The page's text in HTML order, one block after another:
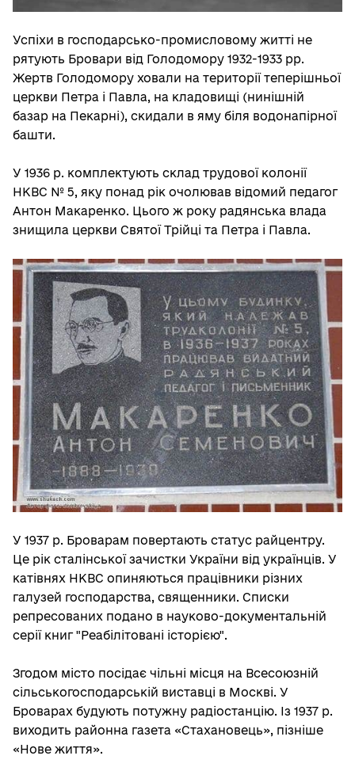
Успіхи в господарсько-промисловому житті не
рятують Бровари від Голодомору 1932-1933 рр.
Жертв Голодомору ховали на території теперішньої
церкви Петра і Павла, на кладовищі (нинішній
базар на Пекарні), скидали в яму біля водонапірної
башти.
У 1936 р. комплектують склад трудової колонії
НКВС № 5, яку понад рік очолював відомий педагог
Антон Макаренко. Цього ж року радянська влада
знищила церкви Святої Трійці та Петра і Павла.
У 1937 р. Броварам повертають статус райцентру.
Це рік сталінської зачистки України від українців. У
катівнях НКВС опиняються працівники різних
галузей господарства, священники. Списки
репресованих подано в науково-документальній
серії книг "Реабілітовані історією".
Згодом місто посідає чільні місця на Всесоюзній
сільськогосподарській виставці в Москві. У
Броварах будують потужну радіостанцію. Із 1937 р.
виходить районна газета «Стахановець», пізніше
«Нове життя».